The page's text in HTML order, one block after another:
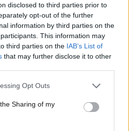
disclosed to third parties prior to
opt-out of the further
information by third parties on the
This information may
third parties on the IAB’s List of
that may further disclose it to other
app uses one or more Google
usage behaviour. You may click to
and its third-party tags to
purposes in below Google
Opt Outs
Sharing of my
04·04·2020
00:28
με τον σωρό και